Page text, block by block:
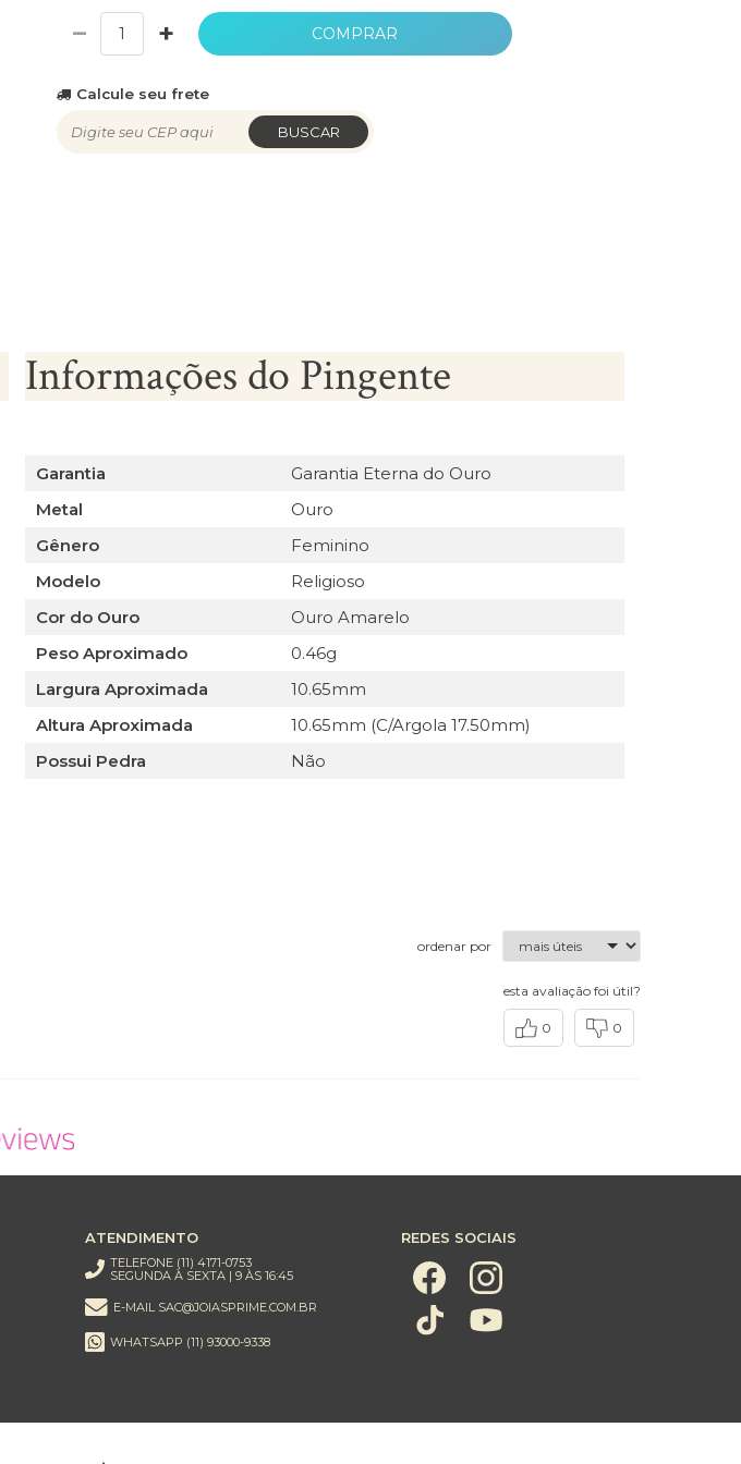
− + COMPRAR
Calcule seu frete
BUSCAR
Informações do Pingente
Garantia
Garantia Eterna do Ouro
Metal
Ouro
Gênero
Feminino
Modelo
Religioso
Cor do Ouro
Ouro Amarelo
Peso Aproximado
0.46g
Largura Aproximada
10.65mm
Altura Aproximada
10.65mm (C/Argola 17.50mm)
Possui Pedra
Não
ordenar por
esta avaliação foi útil?
0 0
ATENDIMENTO
TELEFONE (11) 4171-0753
SEGUNDA À SEXTA | 9 ÀS 16:45
E-MAIL SAC@JOIASPRIME.COM.BR
WHATSAPP (11) 93000-9338
REDES SOCIAIS